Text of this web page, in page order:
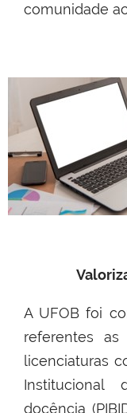
comunidade
A UFOB foi
referentes
licenciaturas
docência